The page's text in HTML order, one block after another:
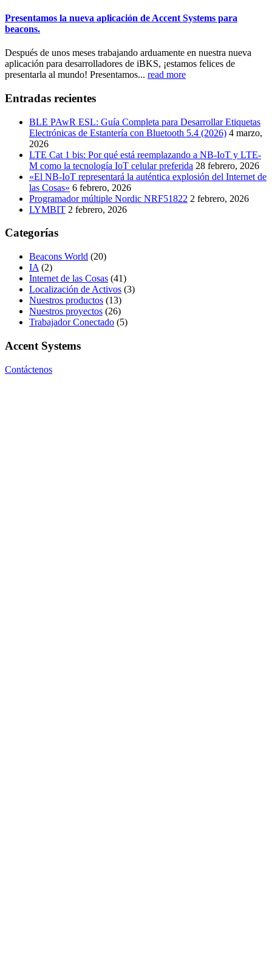
Presentamos la nueva aplicación de Accent Systems para
beacons.
Después de unos meses trabajando arduamente en nuestra nueva
aplicación para desarrolladores de iBKS, ¡estamos felices de
presentarla al mundo! Presentamos... read more
Entradas recientes
BLE PAwR ESL: Guía Completa para Desarrollar Etiquetas
Electrónicas de Estantería con Bluetooth 5.4 (2026) 4 marzo,
2026
LTE Cat 1 bis: Por qué está reemplazando a NB-IoT y LTE-
M como la tecnología IoT celular preferida 28 febrero, 2026
«El NB-IoT representará la auténtica explosión del Internet de
las Cosas» 6 febrero, 2026
Programador múltiple Nordic NRF51822 2 febrero, 2026
LYMBIT 2 febrero, 2026
Categorías
Beacons World (20)
IA (2)
Internet de las Cosas (41)
Localización de Activos (3)
Nuestros productos (13)
Nuestros proyectos (26)
Trabajador Conectado (5)
Accent Systems
Contáctenos